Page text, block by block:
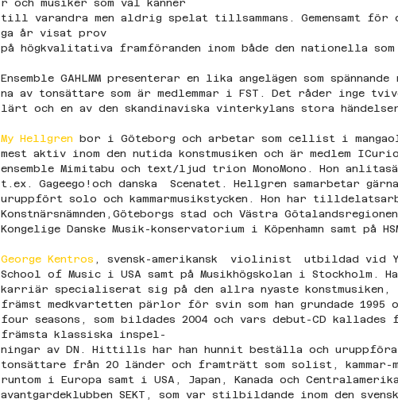
r och musiker som väl känner
till varandra men aldrig spelat tillsammans. Gemensamt för
ga år visat prov
på högkvalitativa framföranden inom både den nationella
Ensemble GAHLMM presenterar en lika angelägen som
na av tonsättare som är medlemmar i FST. Det råder inge
lärt och en av den skandinaviska vinterkylans stora
My Hellgren bor i Göteborg och arbetar som cellist i
mest aktiv inom den nutida konstmusiken och är medlem
ensemble Mimitabu och text/ljud trion MonoMono. Hon
t.ex. Gageego!och danska  Scenatet. Hellgren samarbetar
uruppfört solo och kammarmusikstycken. Hon har
Konstnärsnämnden,Göteborgs stad och Västra
Kongelige Danske Musik-konservatorium i Köpenhamn samt på
George Kentros , svensk-amerikansk  violinist  utbildad vid
School of Music i USA samt på Musikhögskolan i Stockholm.
karriär specialiserat sig på den allra nyaste konstmusiken,
främst medkvartetten pärlor för svin som han grundade 1995
four seasons, som bildades 2004 och vars debut-CD kallades
främsta klassiska inspel-
ningar av DN. Hittills har han hunnit beställa och
tonsättare från 20 länder och framträtt som solist, kammar-
runtom i Europa samt i USA, Japan, Kanada och
avantgardeklubben SEKT, som var stilbildande inom den